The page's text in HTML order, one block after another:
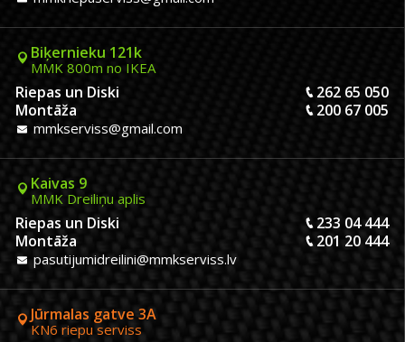
Biķernieku 121k
MMK 800m no IKEA
Riepas un Diski
262 65 050
Montāža
200 67 005
mmkserviss@gmail.com
Kaivas 9
MMK Dreiliņu aplis
Riepas un Diski
233 04 444
Montāža
201 20 444
pasutijumidreilini@mmkserviss.lv
Jūrmalas gatve 3A
KN6 riepu serviss